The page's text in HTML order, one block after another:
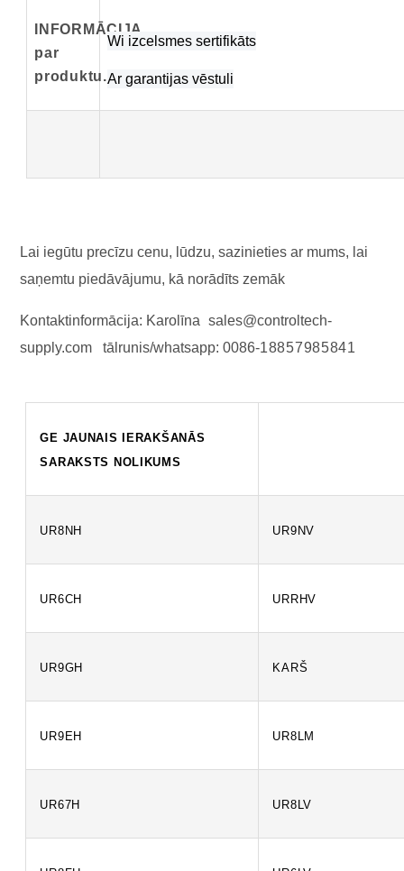
INFORMĀCIJA
par
produktu.:
Wi izcelsmes sertifikāts
Ar garantijas vēstuli
Lai iegūtu precīzu cenu, lūdzu, sazinieties ar mums, lai
saņemtu piedāvājumu, kā norādīts zemāk
Kontaktinformācija: Karolīna
sales@controltech-
supply.com
tālrunis/whatsapp: 0086-18857985841
GE JAUNAIS IERAKŠANĀS
SARAKSTS NOLIKUMS
UR8NH UR9NV
UR6CH URRHV
UR9GH KARŠ
UR9EH UR8LM
UR67H UR8LV